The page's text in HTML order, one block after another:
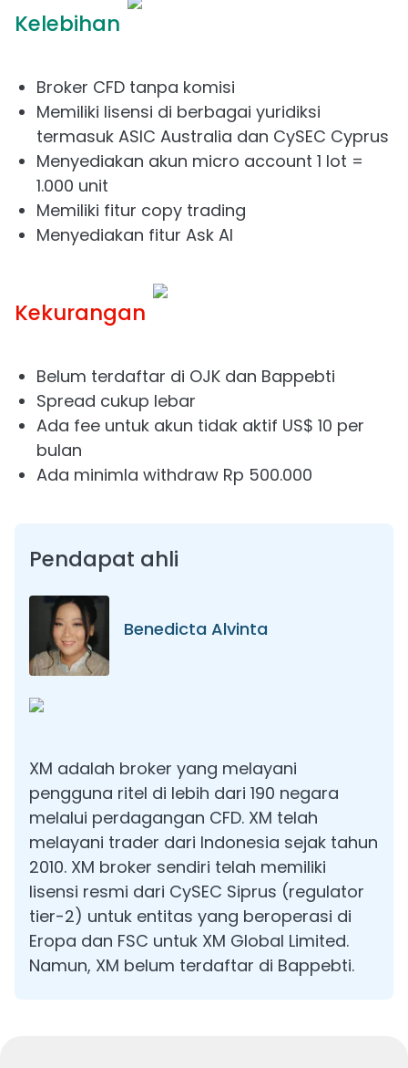
Kelebihan
Broker CFD tanpa komisi
Memiliki lisensi di berbagai yuridiksi
termasuk ASIC Australia dan CySEC Cyprus
Menyediakan akun micro account 1 lot =
1.000 unit
Memiliki fitur copy trading
Menyediakan fitur Ask AI
Kekurangan
Belum terdaftar di OJK dan Bappebti
Spread cukup lebar
Ada fee untuk akun tidak aktif US$ 10 per
bulan
Ada minimla withdraw Rp 500.000
Pendapat ahli
Benedicta Alvinta
XM adalah broker yang melayani
pengguna ritel di lebih dari 190 negara
melalui perdagangan CFD. XM telah
melayani trader dari Indonesia sejak tahun
2010. XM broker sendiri telah memiliki
lisensi resmi dari CySEC Siprus (regulator
tier-2) untuk entitas yang beroperasi di
Eropa dan FSC untuk XM Global Limited.
Namun, XM belum terdaftar di Bappebti.